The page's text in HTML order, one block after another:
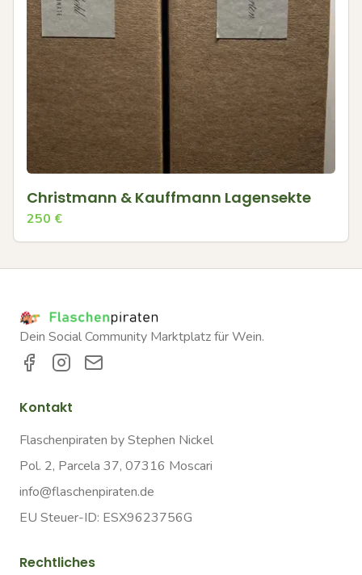
Christmann & Kauffmann Lagensekte
250 €
Dein Social Community Marktplatz für Wein.
Kontakt
Flaschenpiraten by Stephen Nickel
Pol. 2, Parcela 37, 07316 Moscari
info@flaschenpiraten.de
EU Steuer-ID: ESX9623756G
Rechtliches